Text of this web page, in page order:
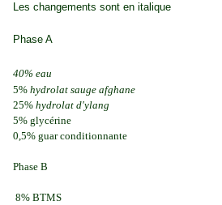
Les changements sont en italique
Phase A
40% eau
5% hydrolat sauge afghane
25% hydrolat d'ylang
5% glycérine
0,5% guar conditionnante
Phase B
8% BTMS